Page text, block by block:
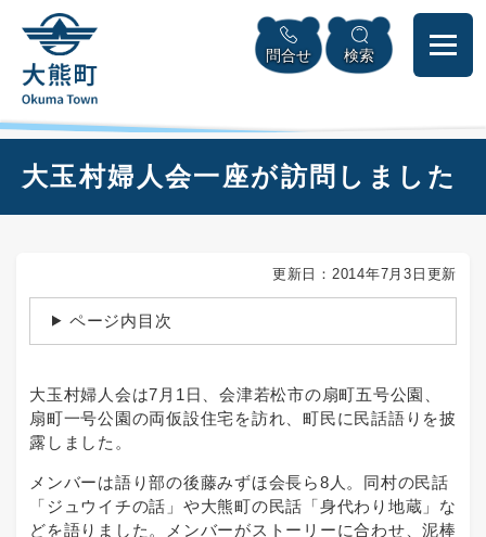
頭
メニューを飛ばして本文へ
問合せ 検索
大玉村婦人会一座が訪問しました
更新日：2014年7月3日更新
ページ内目次
大玉村婦人会は7月1日、会津若松市の扇町五号公園、
扇町一号公園の両仮設住宅を訪れ、町民に民話語りを披
露しました。
メンバーは語り部の後藤みずほ会長ら8人。同村の民話
「ジュウイチの話」や大熊町の民話「身代わり地蔵」な
どを語りました。メンバーがストーリーに合わせ、泥棒